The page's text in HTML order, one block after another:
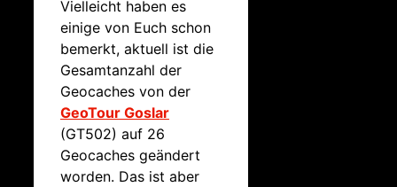
Vielleicht haben es
einige von Euch schon
bemerkt, aktuell ist die
Gesamtanzahl der
Geocaches von der
GeoTour Goslar
(GT502) auf 26
Geocaches geändert
worden. Das ist aber